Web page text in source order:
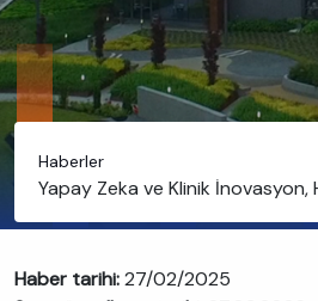
Haberler
Yapay Zeka ve Klinik İnovasyon,
Haber tarihi:27/02/2025